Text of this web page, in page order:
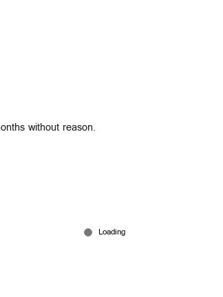
without reason.